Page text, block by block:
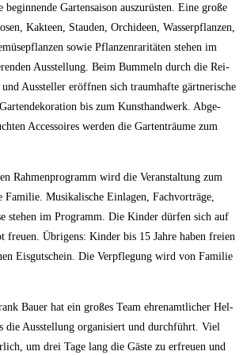
Gar­ten­sai­son aus­zu­rüs­ten. Eine gro­ße
Kak­teen, Stau­den, Orchi­deen, Was­ser­pflan­zen,
sowie Pflan­zen­ra­ri­tä­ten ste­hen im
Aus­stel­lung. Beim Bum­meln durch die Rei­
Aus­stel­ler eröff­nen sich traum­haf­te gärt­ne­ri­sche
bis zum Kunst­hand­werk. Abge­
Acces­soires wer­den die Gar­ten­träu­me zum
Rah­men­pro­gramm wird die Ver­an­stal­tung zum
Fami­lie. Musi­ka­li­sche Ein­la­gen, Fach­vor­trä­ge,
ste­hen im Pro­gramm. Die Kin­der dür­fen sich auf
freu­en. Übri­gens: Kin­der bis 15 Jah­re haben frei­en
Eis­gut­schein. Die Ver­pfle­gung wird von Fami­lie
Bau­er hat ein gro­ßes Team ehren­amt­li­cher Hel­
die Aus­stel­lung orga­ni­siert und durch­führt. Viel
um drei Tage lang die Gäs­te zu erfreu­en und